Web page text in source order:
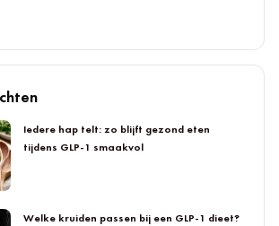
Iedere hap telt: zo blijft gezond eten
tijdens GLP-1 smaakvol
Welke kruiden passen bij een GLP-1 dieet?